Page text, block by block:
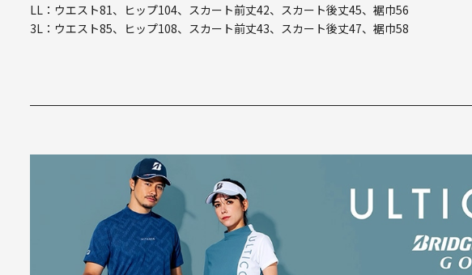
LL：ウエスト81、ヒップ104、スカート前丈42、スカート後丈45、裾巾56
3L：ウエスト85、ヒップ108、スカート前丈43、スカート後丈47、裾巾58